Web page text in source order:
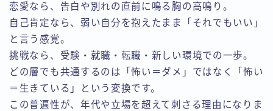
恋愛なら、告白や別れの直前に鳴る胸の高鳴り。
自己肯定なら、弱い自分を抱えたまま「それでもいい」
と言う感覚。
挑戦なら、受験・就職・転職・新しい環境での一歩。
どの層でも共通するのは「怖い＝ダメ」ではなく「怖い
＝生きている」という変換です。
この普遍性が、年代や立場を超えて刺さる理由になりま